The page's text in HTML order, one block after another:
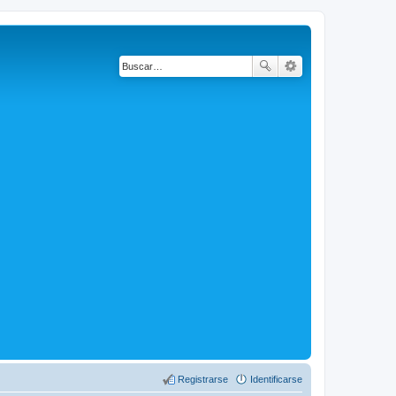
Identificarse
Registrarse